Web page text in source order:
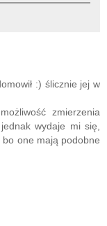
:) ślicznie jej w
zmierzenia
wydaje mi się,
one mają podobne